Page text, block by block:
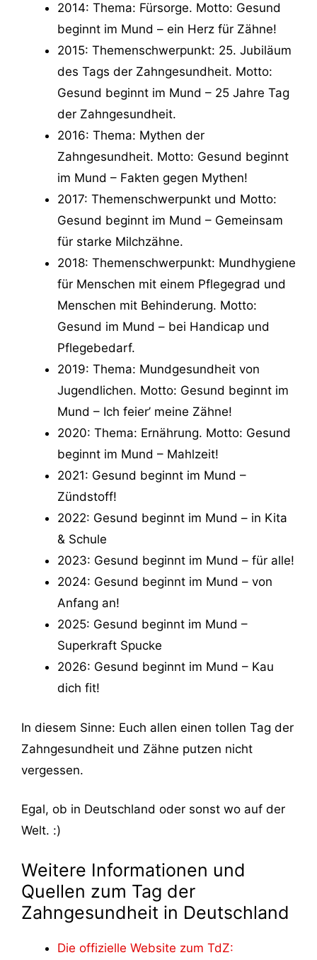
2014: Thema: Fürsorge. Motto: Gesund
beginnt im Mund – ein Herz für Zähne!
2015: Themenschwerpunkt: 25. Jubiläum
des Tags der Zahngesundheit. Motto:
Gesund beginnt im Mund – 25 Jahre Tag
der Zahngesundheit.
2016: Thema: Mythen der
Zahngesundheit. Motto: Gesund beginnt
im Mund – Fakten gegen Mythen!
2017: Themenschwerpunkt und Motto:
Gesund beginnt im Mund – Gemeinsam
für starke Milchzähne.
2018: Themenschwerpunkt: Mundhygiene
für Menschen mit einem Pflegegrad und
Menschen mit Behinderung. Motto:
Gesund im Mund – bei Handicap und
Pflegebedarf.
2019: Thema: Mundgesundheit von
Jugendlichen. Motto: Gesund beginnt im
Mund – Ich feier’ meine Zähne!
2020: Thema: Ernährung. Motto: Gesund
beginnt im Mund – Mahlzeit!
2021: Gesund beginnt im Mund –
Zündstoff!
2022: Gesund beginnt im Mund – in Kita
& Schule
2023: Gesund beginnt im Mund – für alle!
2024: Gesund beginnt im Mund – von
Anfang an!
2025: Gesund beginnt im Mund –
Superkraft Spucke
2026: Gesund beginnt im Mund – Kau
dich fit!
In diesem Sinne: Euch allen einen tollen Tag der
Zahngesundheit und Zähne putzen nicht
vergessen.
Egal, ob in Deutschland oder sonst wo auf der
Welt. :)
Weitere Informationen und
Quellen zum Tag der
Zahngesundheit in Deutschland
Die offizielle Website zum TdZ: